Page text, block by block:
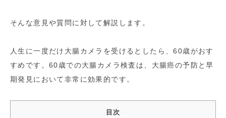
そんな意見や質問に対して解説します。
人生に一度だけ大腸カメラを受けるとしたら、60歳がおす
すめです。60歳での大腸カメラ検査は、大腸癌の予防と早
期発見において非常に効果的です。
目次